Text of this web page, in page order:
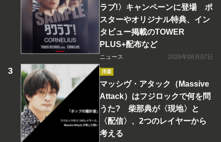
ラブ!〉キャンペーンに登場 ポ
スターやオリジナル特典、イン
タビュー掲載のTOWER
PLUS+配布など
ニュース 2026年08月07日
洋楽
マッシヴ・アタック（Massive
Attack）はフジロックで何を問
うた? 柴那典が〈現地〉と
〈配信〉、2つのレイヤーから
考える